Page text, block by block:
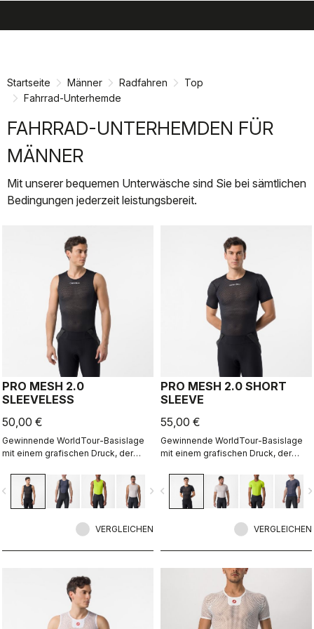
Startseite Männer Radfahren
Top
Fahrrad-Unterhemde
FAHRRAD-UNTERHEMDEN FÜR
MÄNNER
Mit unserer bequemen Unterwäsche sind Sie bei sämtlichen
Bedingungen jederzeit leistungsbereit.
PRO MESH 2.0
SLEEVELESS
50,00 €
Gewinnende WorldTour-Basislage
mit einem grafischen Druck, der
navigate_next
VERGLEICHEN
PRO MESH 2.0 SHORT
SLEEVE
55,00 €
Gewinnende WorldTour-Basislage
mit einem grafischen Druck, der
navigate_before
VERGLEICHEN